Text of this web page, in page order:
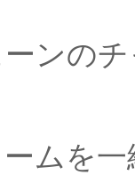
ンの
ムを一